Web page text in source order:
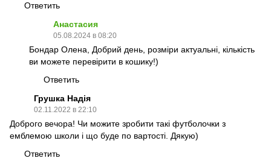
Ответить
Анастасия
05.08.2024 в 08:20
Бондар Олена, Добрий день, розміри актуальні, кількість
ви можете перевірити в кошику!)
Ответить
Грушка Надія
02.11.2022 в 22:10
Доброго вечора! Чи можите зробити такі футболочки з
емблемою школи і що буде по вартості. Дякую)
Ответить